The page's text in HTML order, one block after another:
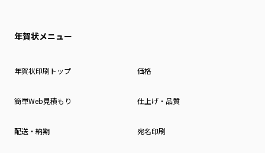
年賀状メニュー
年賀状印刷トップ 価格
簡単Web見積もり 仕上げ・品質
配送・納期 宛名印刷